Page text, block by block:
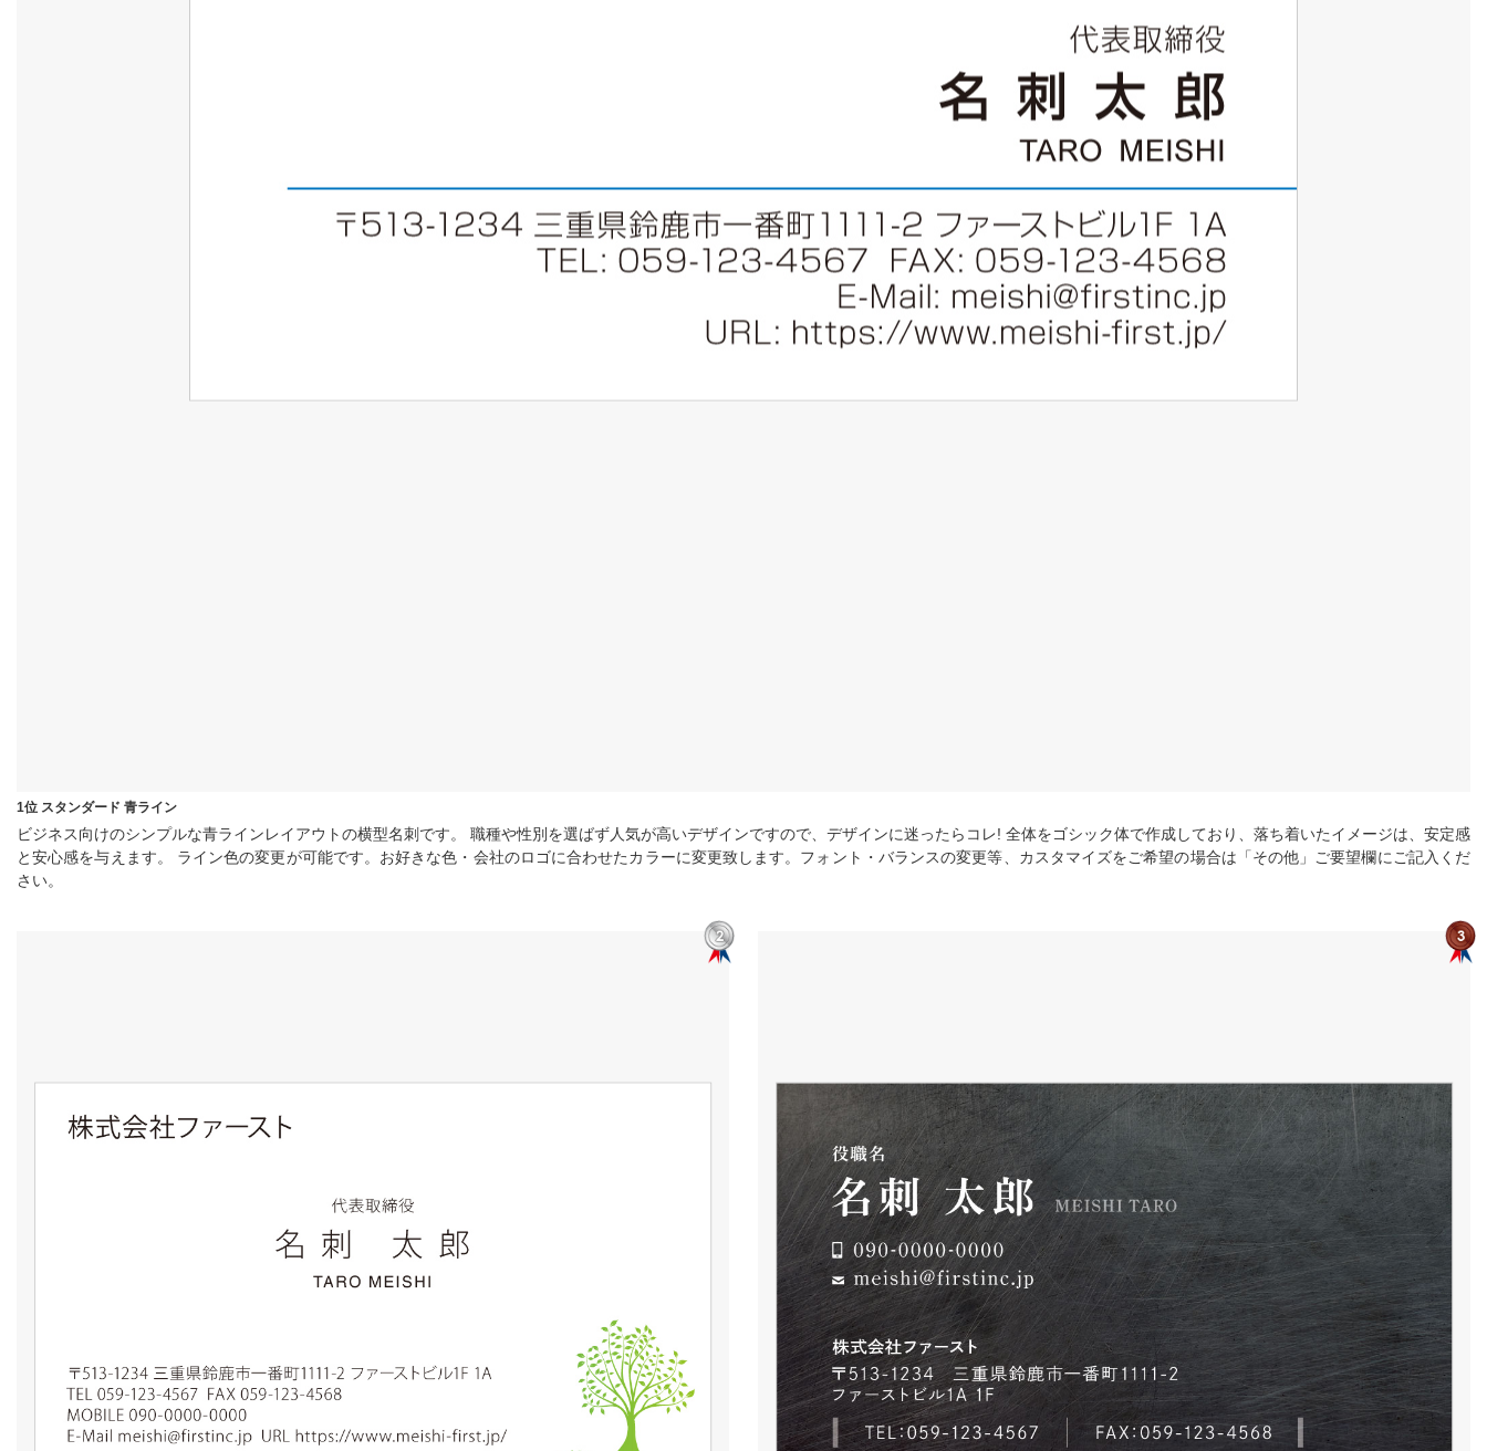
1位 スタンダード 青ライン
ビジネス向けのシンプルな青ラインレイアウトの横型名刺です。 職種や性別を選ばず人気が高いデザインですので、デザインに迷ったらコレ! 全体をゴシック体で作成しており、落ち着いたイメージは、安定感
と安心感を与えます。 ライン色の変更が可能です。お好きな色・会社のロゴに合わせたカラーに変更致します。フォント・バランスの変更等、カスタマイズをご希望の場合は「その他」ご要望欄にご記入くだ
さい。